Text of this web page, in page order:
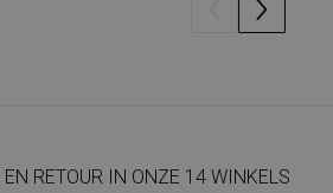
RETOUR IN ONZE 14 WINKELS